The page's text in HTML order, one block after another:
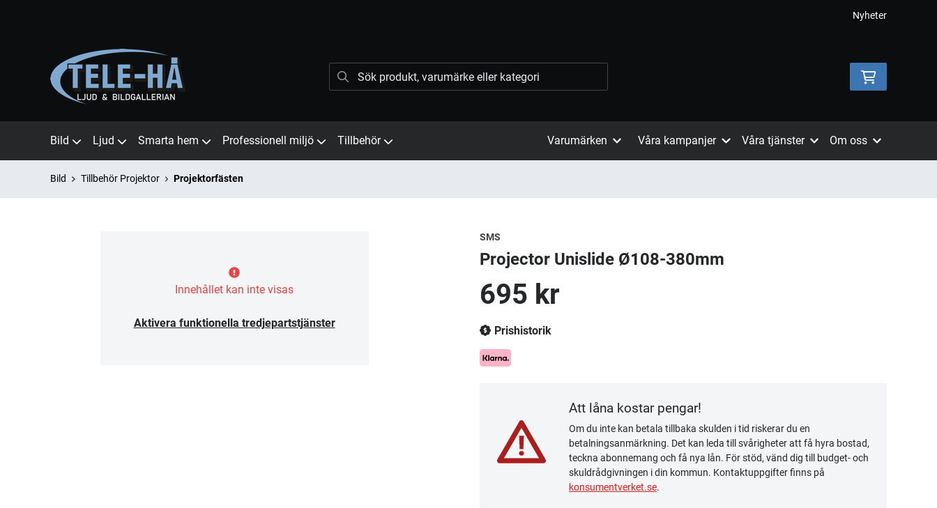
Nyheter
Bild Ljud Smarta hem Professionell miljö Tillbehör Varumärken Våra kampanjer Våra tjänster Om oss
Bild Tillbehör Projektor Projektorfästen
Innehållet kan inte visas
Aktivera funktionella tredjepartstjänster
SMS
Projector Unislide Ø108-380mm
695 kr
Prishistorik
Att låna kostar pengar!
Om du inte kan betala tillbaka skulden i tid riskerar du en
betalningsanmärkning. Det kan leda till svårigheter att få hyra bostad,
teckna abonnemang och få nya lån. För stöd, vänd dig till budget- och
skuldrådgivningen i din kommun. Kontaktuppgifter finns på
konsumentverket.se.